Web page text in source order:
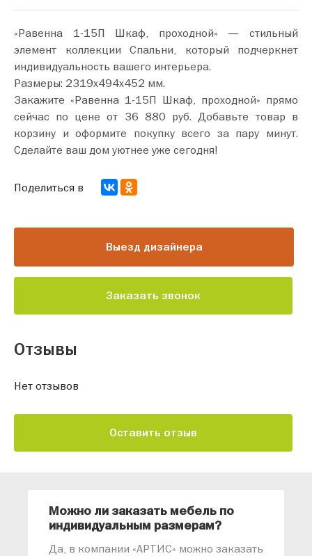
«Равенна 1-15П Шкаф, проходной» — стильный
элемент коллекции Спальни, который подчеркнет
индивидуальность вашего интерьера.
Размеры: 2319х494х452 мм.
Закажите «Равенна 1-15П Шкаф, проходной» прямо
сейчас по цене от 36 880 руб. Добавьте товар в
корзину и оформите покупку всего за пару минут.
Сделайте ваш дом уютнее уже сегодня!
Выезд дизайнера
Заказать звонок
Поделиться в
Отзывы
Нет отзывов
Оставить отзыв
Можно ли заказать мебель по
индивидуальным размерам?
Да, в компании «АРТИС» можно заказать